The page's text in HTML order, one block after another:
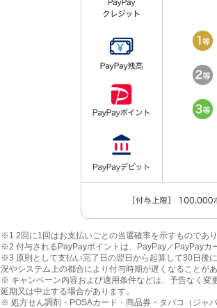
※1 2回に1回はお支払いごとの当選確率を示すものであ
※2 付与されるPayPayポイントは、PayPay／PayPayカ
※3 原則として支払い完了日の翌日から起算して30日後
況やシステム上の都合により付与時期が遅くなることがあ
※ キャンペーン内容および適用条件などは、予告なく変
延期又は中止する場合があります。
※ 処方せん調剤・POSAカード・商品券・タバコ（ジャ